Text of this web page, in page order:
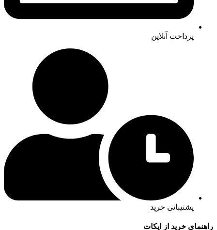
پرداخت آنلاین
پشتیبانی خرید
راهنمای خرید از ایکات